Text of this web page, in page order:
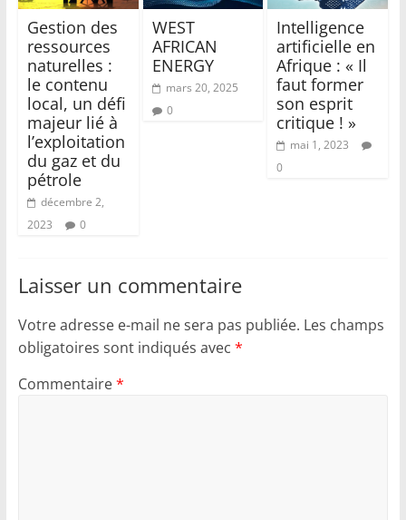
Gestion des
ressources
naturelles :
le contenu
local, un défi
majeur lié à
l’exploitation
du gaz et du
pétrole
décembre 2,
2023
0
WEST
AFRICAN
ENERGY
mars 20, 2025
0
Intelligence
artificielle en
Afrique : « Il
faut former
son esprit
critique ! »
mai 1, 2023
0
Laisser un commentaire
Votre adresse e-mail ne sera pas publiée. Les champs
obligatoires sont indiqués avec *
Commentaire*